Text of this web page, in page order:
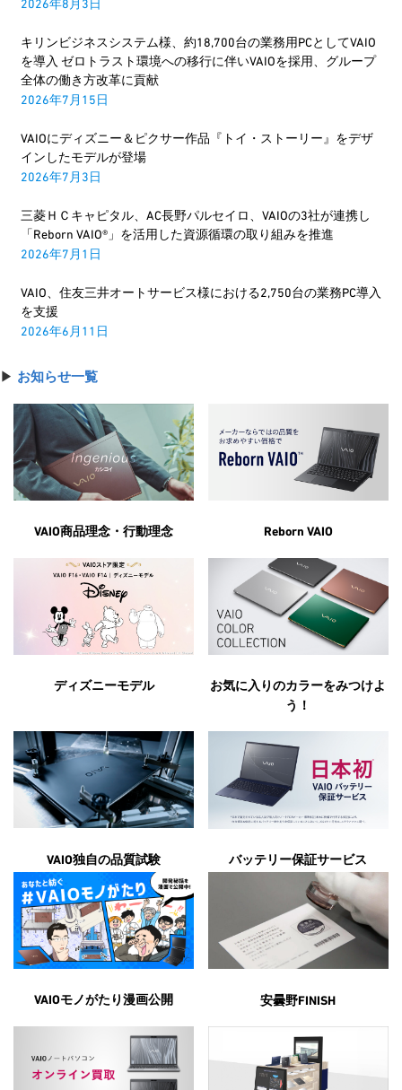
2026年8月3日
キリンビジネスシステム様、約18,700台の業務用PCとしてVAIO
を導入 ゼロトラスト環境への移行に伴いVAIOを採用、グループ
全体の働き方改革に貢献
2026年7月15日
VAIOにディズニー＆ピクサー作品『トイ・ストーリー』をデザ
インしたモデルが登場
2026年7月3日
三菱ＨＣキャピタル、AC長野パルセイロ、VAIOの3社が連携し
「Reborn VAIO®」を活用した資源循環の取り組みを推進
2026年7月1日
VAIO、住友三井オートサービス様における2,750台の業務PC導入
を支援
2026年6月11日
▶︎ お知らせ一覧
VAIO商品理念・行動理念 Reborn VAIO
ディズニーモデル
お気に入りのカラーをみつけよ
う！
VAIO独自の品質試験 バッテリー保証サービス
VAIOモノがたり漫画公開 安曇野FINISH